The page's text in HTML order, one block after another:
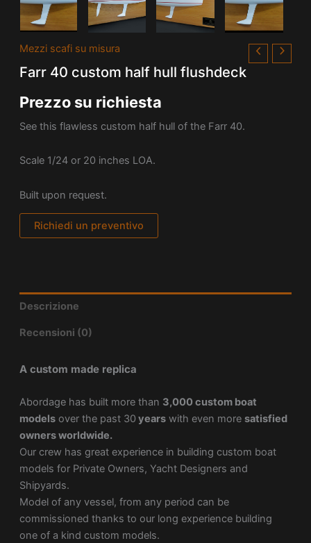
Mezzi scafi su misura
Farr 40 custom half hull flushdeck
Prezzo su richiesta
See this flawless custom half hull of the Farr 40.
Scale 1/24 or 20 inches LOA.
Built upon request.
Richiedi un preventivo
Descrizione
Recensioni (0)
A custom made replica
Abordage has built more than 3,000 custom boat
modelsover the past 30 yearswith even more satisfied
owners worldwide.
Our crew has great experience in building custom boat
models for Private Owners, Yacht Designers and
Shipyards.
Model of any vessel, from any period can be
commissioned thanks to our long experience building
one of a kind custom models.